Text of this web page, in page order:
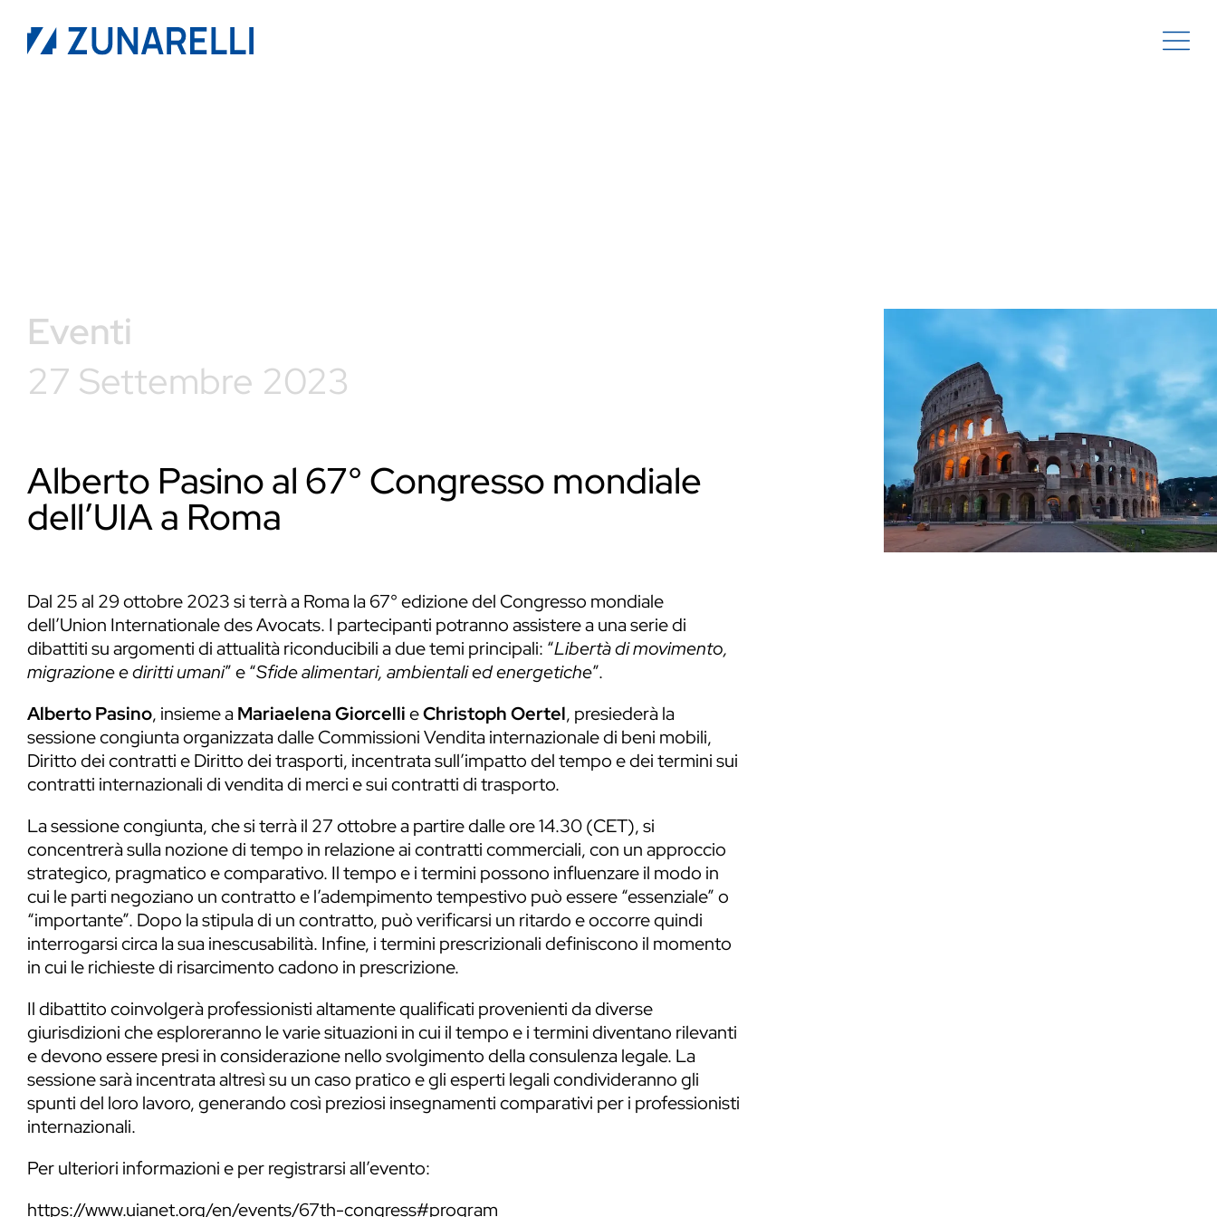
Eventi
27 Settembre 2023
Alberto Pasino al 67° Congresso mondiale
dell’UIA a Roma
Dal 25 al 29 ottobre 2023 si terrà a Roma la 67° edizione del Congresso mondiale
dell’Union Internationale des Avocats. I partecipanti potranno assistere a una serie di
dibattiti su argomenti di attualità riconducibili a due temi principali: “Libertà di movimento,
migrazione e diritti umani” e “Sfide alimentari, ambientali ed energetiche”.
Alberto Pasino, insieme aMariaelena GiorcellieChristoph Oertel, presiederà la
sessione congiunta organizzata dalle Commissioni Vendita internazionale di beni mobili,
Diritto dei contratti e Diritto dei trasporti, incentrata sull’impatto del tempo e dei termini sui
contratti internazionali di vendita di merci e sui contratti di trasporto.
La sessione congiunta, che si terrà il 27 ottobre a partire dalle ore 14.30 (CET), si
concentrerà sulla nozione di tempo in relazione ai contratti commerciali, con un approccio
strategico, pragmatico e comparativo. Il tempo e i termini possono influenzare il modo in
cui le parti negoziano un contratto e l’adempimento tempestivo può essere “essenziale” o
“importante”. Dopo la stipula di un contratto, può verificarsi un ritardo e occorre quindi
interrogarsi circa la sua inescusabilità. Infine, i termini prescrizionali definiscono il momento
in cui le richieste di risarcimento cadono in prescrizione.
Il dibattito coinvolgerà professionisti altamente qualificati provenienti da diverse
giurisdizioni che esploreranno le varie situazioni in cui il tempo e i termini diventano rilevanti
e devono essere presi in considerazione nello svolgimento della consulenza legale. La
sessione sarà incentrata altresì su un caso pratico e gli esperti legali condivideranno gli
spunti del loro lavoro, generando così preziosi insegnamenti comparativi per i professionisti
internazionali.
Per ulteriori informazioni e per registrarsi all’evento:
https://www.uianet.org/en/events/67th-congress#program